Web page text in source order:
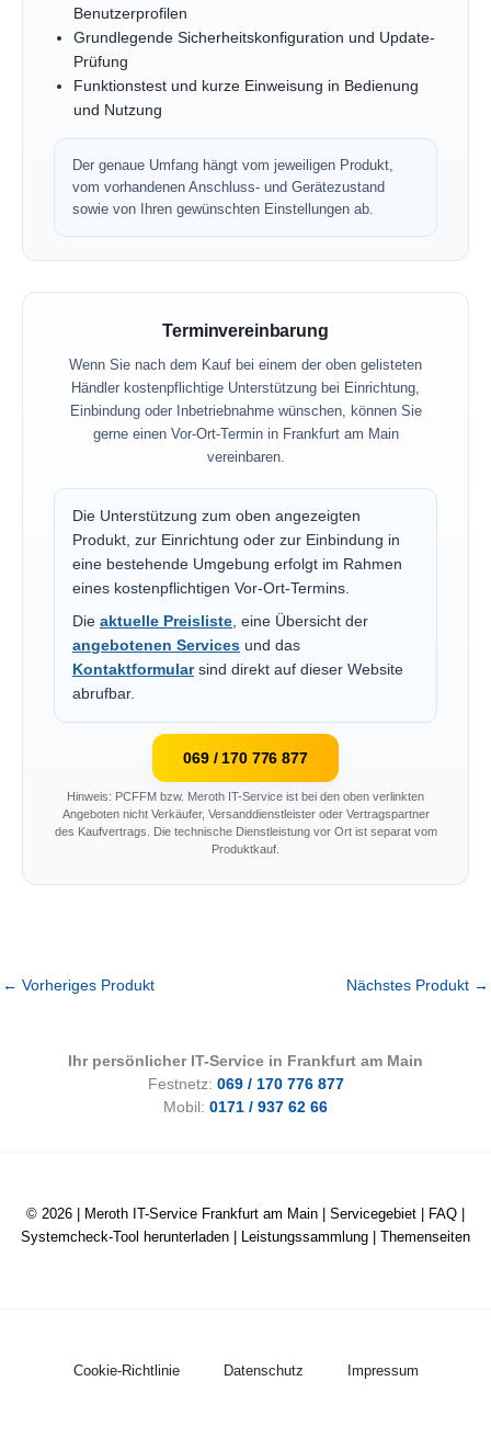
Benutzerprofilen
Grundlegende Sicherheitskonfiguration und Update-
Prüfung
Funktionstest und kurze Einweisung in Bedienung
und Nutzung
Der genaue Umfang hängt vom jeweiligen Produkt,
vom vorhandenen Anschluss- und Gerätezustand
sowie von Ihren gewünschten Einstellungen ab.
Terminvereinbarung
Wenn Sie nach dem Kauf bei einem der oben gelisteten
Händler kostenpflichtige Unterstützung bei Einrichtung,
Einbindung oder Inbetriebnahme wünschen, können Sie
gerne einen Vor-Ort-Termin in Frankfurt am Main
vereinbaren.
Die Unterstützung zum oben angezeigten
Produkt, zur Einrichtung oder zur Einbindung in
eine bestehende Umgebung erfolgt im Rahmen
eines kostenpflichtigen Vor-Ort-Termins.
Die aktuelle Preisliste, eine Übersicht der
angebotenen Services und das
Kontaktformularsind direkt auf dieser Website
abrufbar.
069 / 170 776 877
Hinweis: PCFFM bzw. Meroth IT-Service ist bei den oben verlinkten
Angeboten nicht Verkäufer, Versanddienstleister oder Vertragspartner
des Kaufvertrags. Die technische Dienstleistung vor Ort ist separat vom
Produktkauf.
← Vorheriges Produkt Nächstes Produkt →
Ihr persönlicher IT-Service in Frankfurt am Main
Festnetz: 069 / 170 776 877
Mobil: 0171 / 937 62 66
© 2026 | Meroth IT-Service Frankfurt am Main Servicegebiet FAQ
Systemcheck-Tool herunterladen
Leistungssammlung Themenseiten
Cookie-Richtlinie Datenschutz Impressum